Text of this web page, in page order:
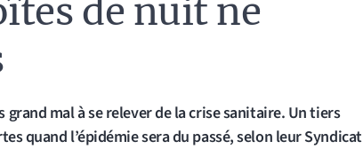
de nuit ne
grand mal à se relever de la crise sanitaire. Un tiers
quand l’épidémie sera du passé, selon leur Syndicat